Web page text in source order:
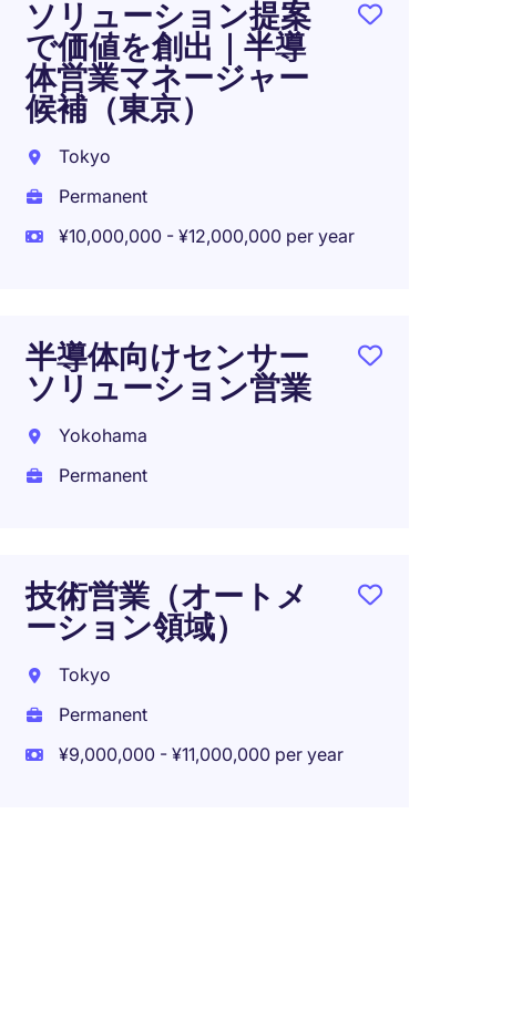
ソリューション提案
で価値を創出｜半導
体営業マネージャー
候補（東京）
Tokyo
Permanent
¥10,000,000 - ¥12,000,000 per year
半導体向けセンサー
ソリューション営業
Yokohama
Permanent
技術営業（オートメ
ーション領域）
Tokyo
Permanent
¥9,000,000 - ¥11,000,000 per year